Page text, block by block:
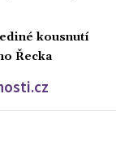
kousnutí
Řecka